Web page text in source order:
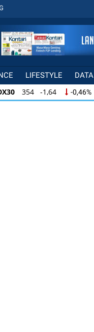
LIFESTYLE DATA
354 -1,64 -0,46%
354 -1,64 -0,46%